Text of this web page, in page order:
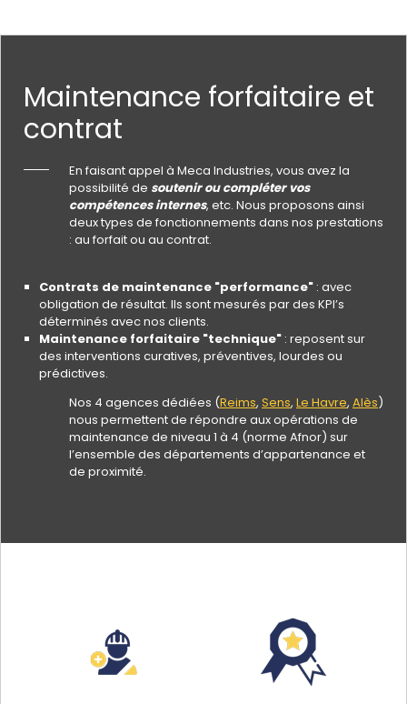
Maintenance forfaitaire et
contrat
En faisant appel à Meca Industries, vous avez la
possibilité de soutenir oucompléter vos
compétences internes, etc. Nous proposons ainsi
deux types de fonctionnements dans nos prestations
: au forfait ou au contrat.
Contrats de maintenance "performance" : avec
obligation de résultat. Ils sont mesurés par des KPI’s
déterminés avec nos clients.
Maintenance forfaitaire "technique" : reposent sur
des interventions curatives, préventives, lourdes ou
prédictives.
Nos 4 agences dédiées (Reims, Sens, Le Havre, Alès)
nous permettent de répondre aux opérations de
maintenance de niveau 1 à 4 (norme Afnor) sur
l’ensemble des départements d’appartenance et
de proximité.